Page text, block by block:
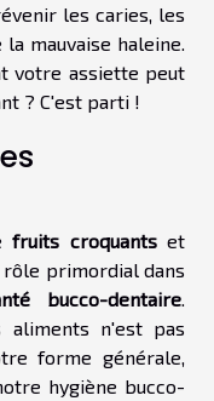
les caries, les
mauvaise haleine.
votre assiette peut
? C'est parti !
fruits croquantset
rôle primordial dans
bucco-dentaire
aliments n'est pas
forme générale,
hygiène bucco-